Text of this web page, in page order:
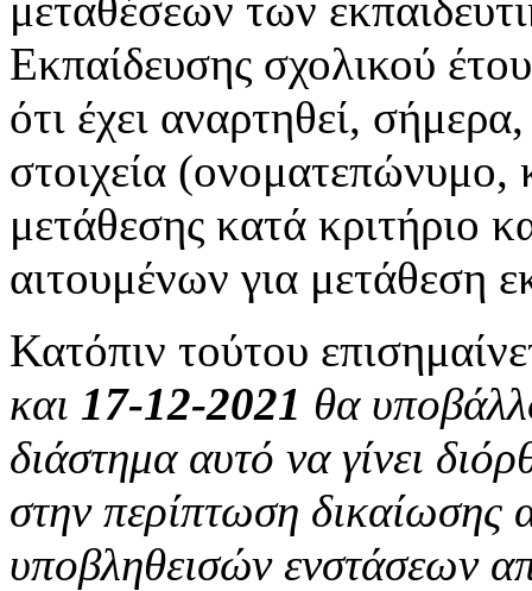
Εκπαίδευσης σχολικού
ότι έχει αναρτηθεί,
στοιχεία (ονοματεπώνυμο,
μετάθεσης κατά κριτήριο
αιτουμένων για μετάθεση
Κατόπιν τούτου
και 17-12-2021 θα
διάστημα αυτό να γίνει
στην περίπτωση
υποβληθεισών ενστάσεων